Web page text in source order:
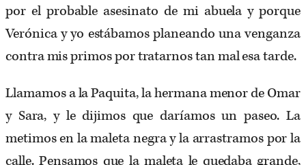
por el probable asesinato de mi abuela y porque
Verónica y yo estábamos planeando una venganza
contra mis primos por tratarnos tan mal esa tarde.
Llamamos a la Paquita, la hermana menor de Omar
y Sara, y le dijimos que daríamos un paseo. La
metimos en la maleta negra y la arrastramos por la
calle. Pensamos que la maleta le quedaba grande,